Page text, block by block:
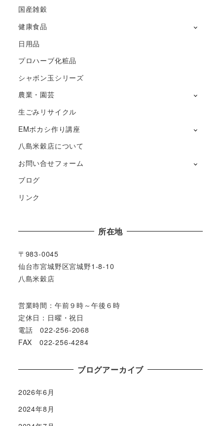
国産雑穀
健康食品
日用品
プロハーブ化粧品
シャボン玉シリーズ
農業・園芸
生ごみリサイクル
EMボカシ作り講座
八島米穀店について
お問い合せフォーム
ブログ
リンク
所在地
〒983-0045
仙台市宮城野区宮城野1-8-10
八島米穀店
営業時間：午前９時～午後６時
定休日：日曜・祝日
電話 022-256-2068
FAX 022-256-4284
ブログアーカイブ
2026年6月
2024年8月